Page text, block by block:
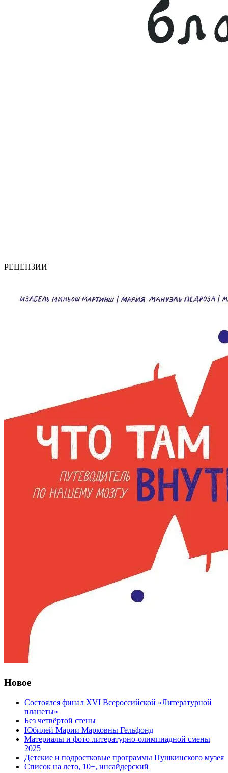
РЕЦЕНЗИИ
Новое
Состоялся финал XVI Всероссийской «Литературной
планеты»
Без четвёртой стены
Юбилей Марии Марковны Гельфонд
Материалы и фото литературно-олимпиадной смены
2025
Детские и подростковые программы Пушкинского музея
Список на лето, 10+, инсайдерский